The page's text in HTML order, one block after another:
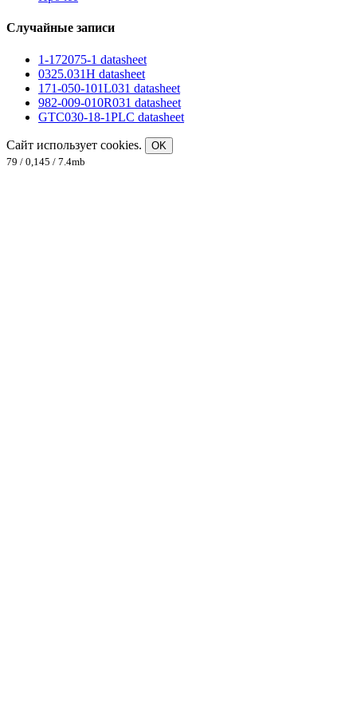
Случайные записи
1-172075-1 datasheet
0325.031H datasheet
171-050-101L031 datasheet
982-009-010R031 datasheet
GTC030-18-1PLC datasheet
Сайт использует cookies.
OK
79 / 0,145 / 7.4mb